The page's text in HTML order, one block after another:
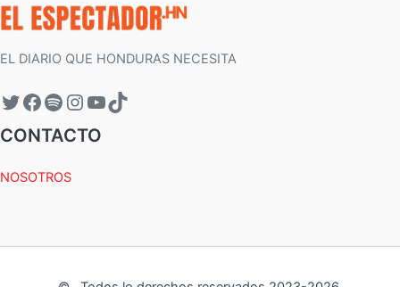
EL DIARIO QUE HONDURAS NECESITA
CONTACTO
NOSOTROS